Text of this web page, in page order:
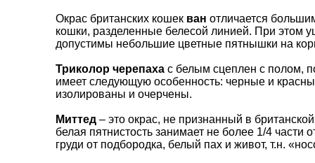
Окрас британских кошек ван отличается
кошки, разделенные белесой линией. При
допустимы небольшие цветные пятнышки на
Триколор черепаха с белым сцеплен с полом,
имеет следующую особенность: черные и
изолированы и очерчены.
Миттед – это окрас, не признанный в
белая пятнистость занимает не более 1/4
груди от подбородка, белый пах и живот, т.н.